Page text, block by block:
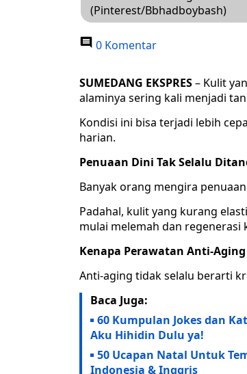
(Pinterest/Bbhadboybash)
0 Komentar
SUMEDANG EKSPRES– Kulit
alaminya sering kali menjadi
Kondisi ini bisa terjadi lebih
harian.
Penuaan Dini Tak Selalu
Banyak orang mengira
Padahal, kulit yang kurang
mulai melemah dan regenerasi
Kenapa Perawatan Anti-
Anti-aging tidak selalu berarti
Baca Juga:
60 Kumpulan Jokes dan
Aku Hihidin Dulu ya!
50 Ucapan Natal Untuk
Indonesia & Inggris